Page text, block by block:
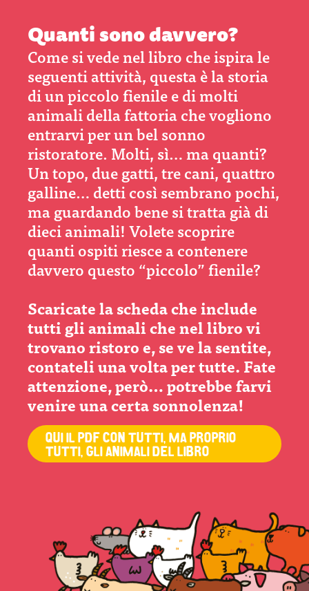
Quanti sono davvero?
Come si vede nel libro che ispira le
seguenti attività, questa è la storia
di un piccolo fienile e di molti
animali della fattoria che vogliono
entrarvi per un bel sonno
ristoratore. Molti, sì… ma quanti?
Un topo, due gatti, tre cani, quattro
galline… detti così sembrano pochi,
ma guardando bene si tratta già di
dieci animali! Volete scoprire
quanti ospiti riesce a contenere
davvero questo “piccolo” fienile?
Scaricate la scheda che include
tutti gli animali che nel libro vi
trovano ristoro e, se ve la sentite,
contateli una volta per tutte. Fate
attenzione, però… potrebbe farvi
venire una certa sonnolenza!
QUI IL PDF CON TUTTI, MA PROPRIO
TUTTI, GLI ANIMALI DEL LIBRO